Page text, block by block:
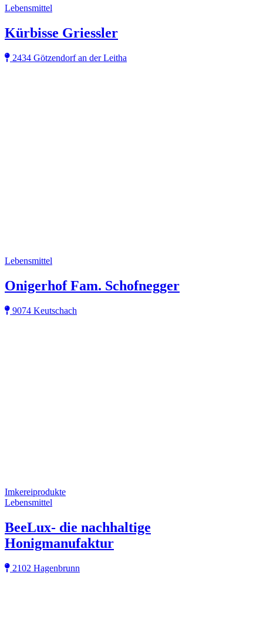
Lebensmittel
Kürbisse Griessler
2434 Götzendorf an der Leitha
Lebensmittel
Onigerhof Fam. Schofnegger
9074 Keutschach
Imkereiprodukte
Lebensmittel
BeeLux- die nachhaltige
Honigmanufaktur
2102 Hagenbrunn